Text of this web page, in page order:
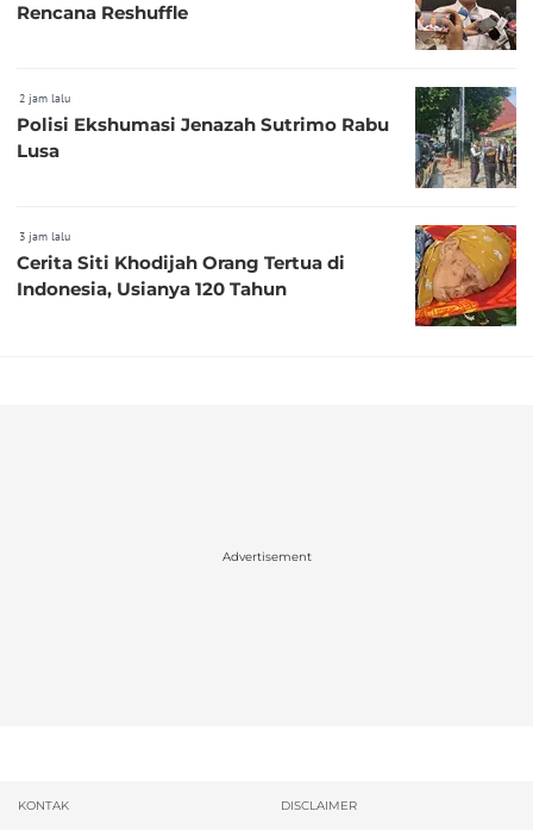
Rencana Reshuffle
2 jam lalu
Polisi Ekshumasi Jenazah Sutrimo Rabu
Lusa
3 jam lalu
Cerita Siti Khodijah Orang Tertua di
Indonesia, Usianya 120 Tahun
Advertisement
KONTAK DISCLAIMER